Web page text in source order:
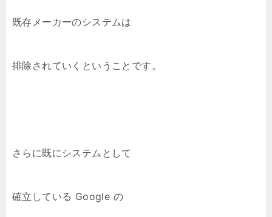
既存メーカーのシステムは
排除されていくということです。
さらに既にシステムとして
確立している Google の